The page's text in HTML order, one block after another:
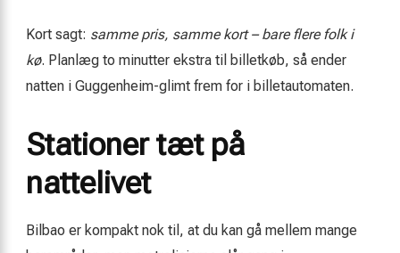
Kort sagt: samme pris, samme kort – bare flere folk i
kø. Planlæg to minutter ekstra til billetkøb, så ender
natten i Guggenheim-glimt frem for i billetautomaten.
Stationer tæt på
nattelivet
Bilbao er kompakt nok til, at du kan gå mellem mange